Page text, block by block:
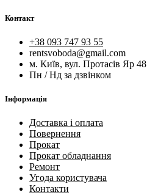
Контакт
+38 093 747 93 55
rentsvoboda@gmail.com
м. Київ, вул. Протасів Яр 48
Пн / Нд за дзвінком
Інформація
Доставка і оплата
Повернення
Прокат
Прокат обладнання
Ремонт
Угода користувача
Контакти